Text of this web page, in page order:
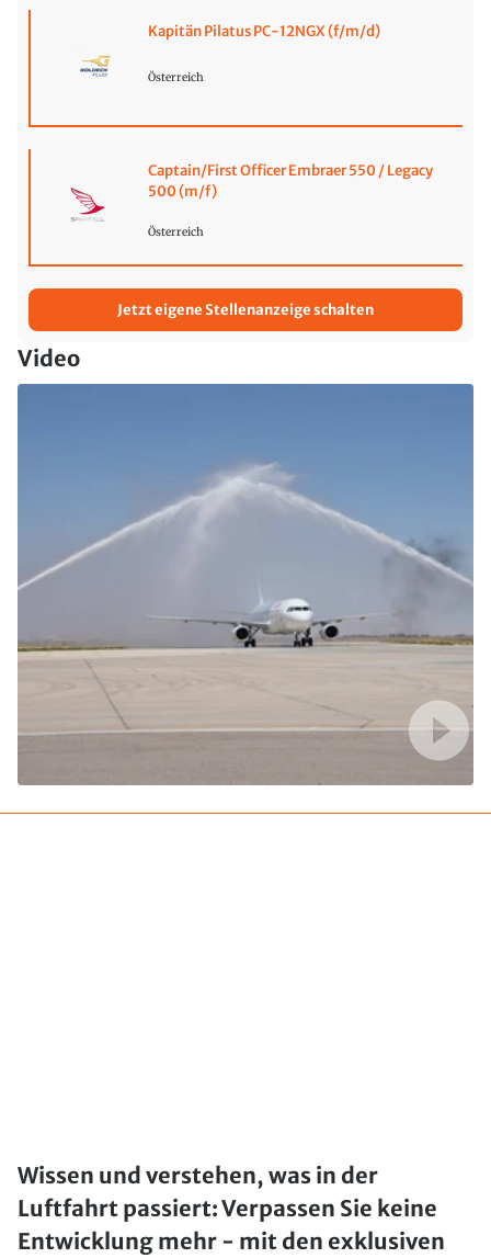
Kapitän Pilatus PC-12NGX (f/m/d)
Österreich
Captain/First Officer Embraer 550 / Legacy
500 (m/f)
Österreich
Jetzt eigene Stellenanzeige schalten
Video
Wissen und verstehen, was in der
Luftfahrt passiert: Verpassen Sie keine
Entwicklung mehr - mit den exklusiven